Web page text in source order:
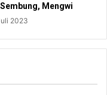
Sembung, Mengwi
2023